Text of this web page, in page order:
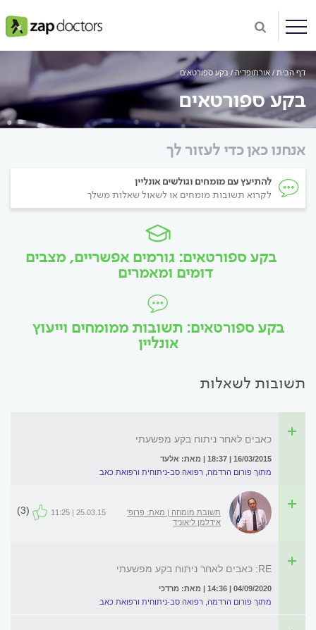
דף הבית אורתופדיה בקע ספורטאים
בקע ספורטאים
אנחנו כאן כדי לעזור לך
להתיעץ עם מומחים וגולשים אונליין
לקרוא תשובות מומחים או לשאול שאלות משלך
בקע ספורטאים: גורמים אפשריים, מצבים
דומים ומאמרים
בקע ספורטאים: תשובות ממומחים וייעוץ
אונליין
תשובות לשאלות
כאבים לאחר ניתוח בקע מפשעתי
16/03/2015 | 18:37 | מאת: אלעד
מתוך פורום הרדמה, רפואה סב-ניתוחית ורפואת כאב
תשובת מומחה | מאת: פרופ'
אידלמן ליאוניד
25.03.15 | 11:25
(3)
RE: כאבים לאחר ניתוח בקע מפשעתי
04/09/2020 | 14:36 | מאת: מרדכי
מתוך פורום הרדמה, רפואה סב-ניתוחית ורפואת כאב